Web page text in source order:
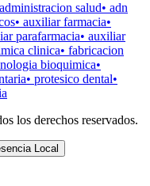
administracion salud• adn
• auxiliar farmacia•
parafarmacia• auxiliar
clinica• fabricacion
bioquimica•
• protesico dental•
los derechos reservados.
Local